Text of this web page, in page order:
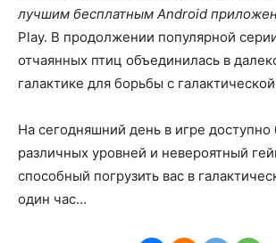
лучшим бесплатным Android
Play. В продолжении популярной
отчаянных птиц объединилась в
галактике для борьбы с
На сегодняшний день в игре доступно
различных уровней и невероятный
способный погрузить вас в
один час…